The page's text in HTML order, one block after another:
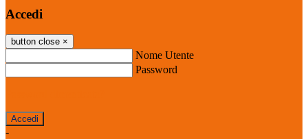
Accedi
button close ×
Nome Utente
Password
-